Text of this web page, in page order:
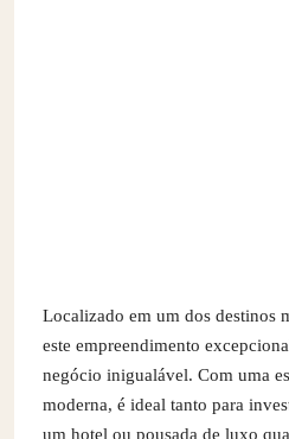
Localizado em um dos destinos
este empreendimento
negócio inigualável. Com uma
moderna, é ideal tanto para
um hotel ou pousada de luxo